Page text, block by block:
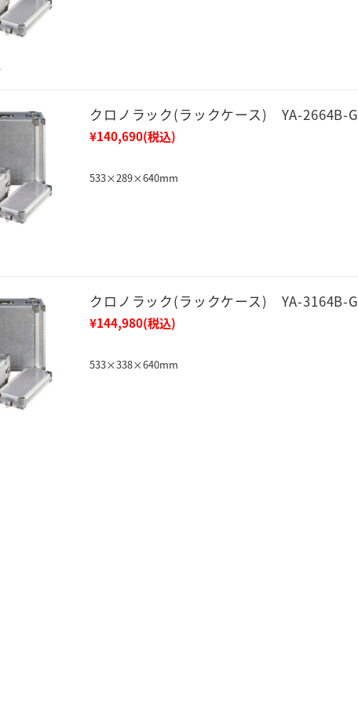
クロノラック(ラックケース) YA-2664B-G
¥140,690(税込)
533×289×640mm
クロノラック(ラックケース) YA-3164B-G
¥144,980(税込)
533×338×640mm